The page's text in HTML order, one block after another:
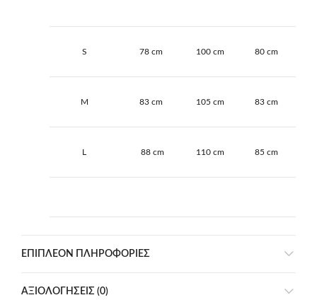
S 78 cm 100 cm 80 cm
M 83 cm 105 cm 83 cm
88 cm 110 cm 85 cm
ΕΠΙΠΛΈΟΝ ΠΛΗΡΟΦΟΡΊΕΣ
ΑΞΙΟΛΟΓΉΣΕΙΣ (0)